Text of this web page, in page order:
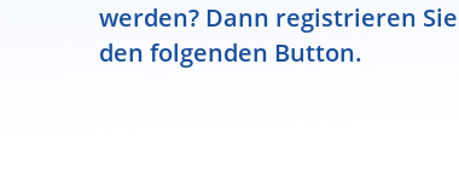
werden? Dann registrieren
den folgenden Button.